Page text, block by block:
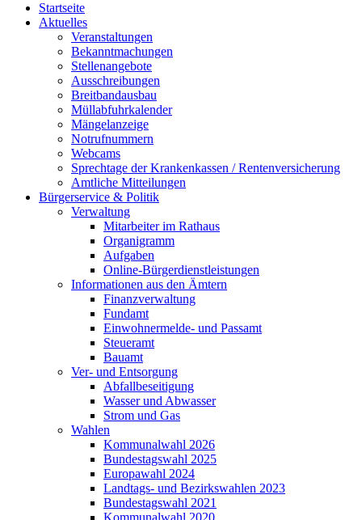
Startseite
Aktuelles
Veranstaltungen
Bekanntmachungen
Stellenangebote
Ausschreibungen
Breitbandausbau
Müllabfuhrkalender
Mängelanzeige
Notrufnummern
Webcams
Sprechtage der Krankenkassen / Rentenversicherung
Amtliche Mitteilungen
Bürgerservice & Politik
Verwaltung
Mitarbeiter im Rathaus
Organigramm
Aufgaben
Online-Bürgerdienstleistungen
Informationen aus den Ämtern
Finanzverwaltung
Fundamt
Einwohnermelde- und Passamt
Steueramt
Bauamt
Ver- und Entsorgung
Abfallbeseitigung
Wasser und Abwasser
Strom und Gas
Wahlen
Kommunalwahl 2026
Bundestagswahl 2025
Europawahl 2024
Landtags- und Bezirkswahlen 2023
Bundestagswahl 2021
Kommunalwahl 2020